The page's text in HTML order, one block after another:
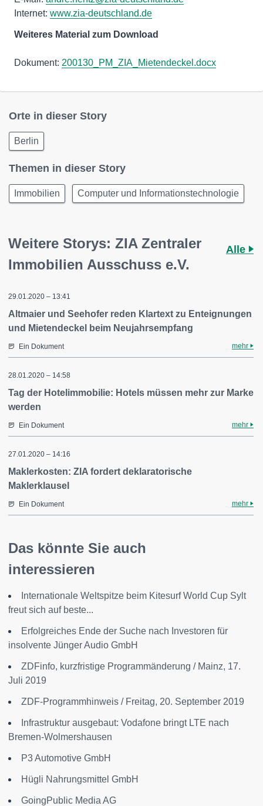
Internet: www.zia-deutschland.de
Weiteres Material zum Download
Dokument: 200130_PM_ZIA_Mietendeckel.docx
Orte in dieser Story
Berlin
Themen in dieser Story
Immobilien Computer und Informationstechnologie
Weitere Storys: ZIA Zentraler
Immobilien Ausschuss e.V.
Alle
29.01.2020 – 13:41
Altmaier und Seehofer reden Klartext zu Enteignungen
und Mietendeckel beim Neujahrsempfang
Ein Dokument mehr
28.01.2020 – 14:58
Tag der Hotelimmobilie: Hotels müssen mehr zur Marke
werden
Ein Dokument mehr
27.01.2020 – 14:16
Maklerkosten: ZIA fordert deklaratorische
Maklerklausel
Ein Dokument mehr
Das könnte Sie auch
interessieren
Internationale Weltspitze beim Kitesurf World Cup Sylt
freut sich auf beste...
Erfolgreiches Ende der Suche nach Investoren für
insolvente Jünger Audio GmbH
ZDFinfo, kurzfristige Programmänderung / Mainz, 17.
Juli 2019
ZDF-Programmhinweis / Freitag, 20. September 2019
Infrastruktur ausgebaut: Vodafone bringt LTE nach
Bremen-Wolmershausen
P3 Automotive GmbH
Hügli Nahrungsmittel GmbH
GoingPublic Media AG